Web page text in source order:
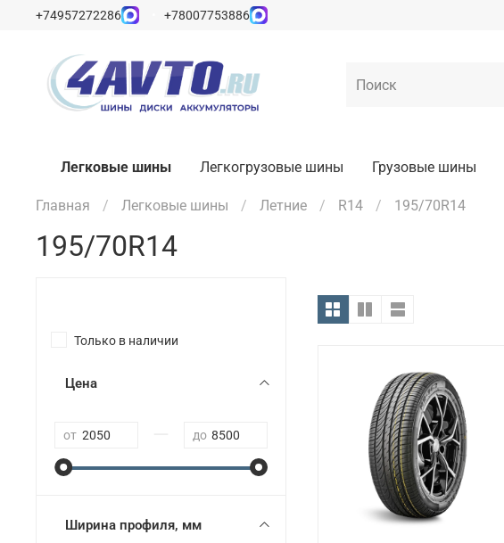
+74957272286 +78007753886
Легковые шины Легкогрузовые шины Грузовые шины
Главная Легковые шины Летние R14 195/70R14
195/70R14
Только в наличии
Цена
от до
Ширина профиля, мм